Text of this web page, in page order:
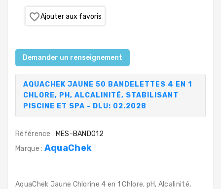
CAMPINGS,
HÔTELS
SAUNA-
favorite_borderAjouter aux favoris
Demander un renseignement
AQUACHEK JAUNE 50 BANDELETTES 4 EN 1
CHLORE, PH, ALCALINITÉ, STABILISANT
PISCINE ET SPA - DLU: 02.2028
Référence : MES-BAND012
Marque : AquaChek
AquaChek Jaune Chlorine 4 en 1 Chlore, pH, Alcalinité,